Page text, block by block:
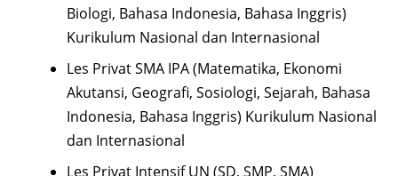
Biologi, Bahasa Indonesia, Bahasa Inggris)
Kurikulum Nasional dan Internasional
Les Privat SMA IPA (Matematika, Ekonomi
Akutansi, Geografi, Sosiologi, Sejarah, Bahasa
Indonesia, Bahasa Inggris) Kurikulum Nasional
dan Internasional
Les Privat Intensif UN (SD, SMP, SMA)